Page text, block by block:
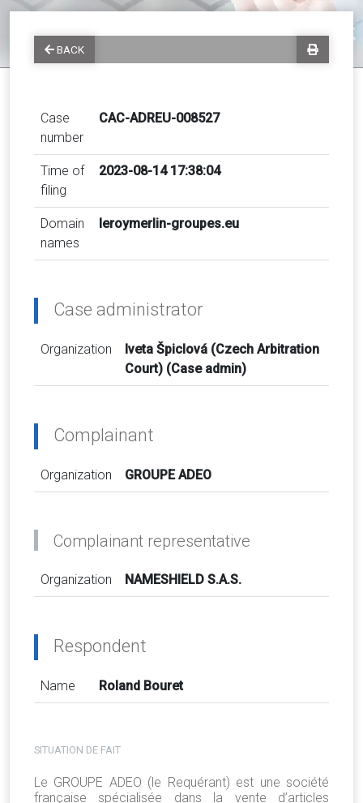
BACK
Case
number
CAC-ADREU-008527
Time of
filing
2023-08-14 17:38:04
Domain
names
leroymerlin-groupes.eu
Case administrator
Organization
Iveta Špiclová (Czech Arbitration
Court) (Case admin)
Complainant
Organization GROUPE ADEO
Complainant representative
Organization NAMESHIELD S.A.S.
Respondent
Name Roland Bouret
SITUATION DE FAIT
Le GROUPE ADEO (le Requérant) est une société
française spécialisée dans la vente d’articles